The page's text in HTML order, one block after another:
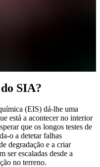
SIA?
(EIS) dá-lhe uma
está a acontecer no interior
que os longos testes de
o a detetar falhas
degradação e a criar
ser escaladas desde a
no terreno.